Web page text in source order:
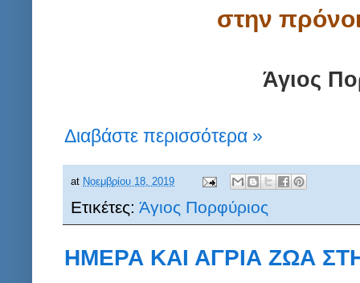
στην
Άγιος
Διαβάστε περισσότερα »
at Νοεμβρίου 18, 2019
Ετικέτες: Άγιος Πορφύριος
ΗΜΕΡΑ ΚΑΙ ΑΓΡΙΑ ΖΩΑ